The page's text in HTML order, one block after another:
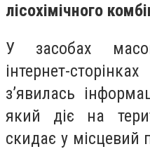
лісохімічного
У засобах
інтернет-
з’явилась
який діє на
скидає у місцевий